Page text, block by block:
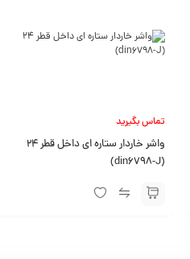
تماس بگیرید
واشر خاردار ستاره ای داخل قطر 24
(din6798-J)